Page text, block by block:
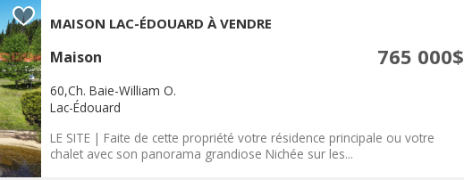
MAISON LAC-ÉDOUARD À VENDRE
Maison 765 000$
60,Ch. Baie-William O.
Lac-Édouard
LE SITE | Faite de cette propriété votre résidence principale ou votre
chalet avec son panorama grandiose Nichée sur les...